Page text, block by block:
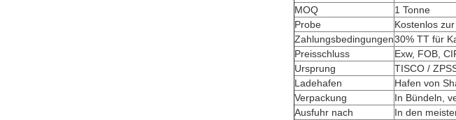
MOQ
1 Tonne
Probe
Kostenlos
Zahlungsbedingungen30% TT für
Preisschluss
Exw, FOB,
Ursprung
TISCO /
Ladehafen
Hafen von
Verpackung
In Bündeln,
Ausfuhr nach
In den